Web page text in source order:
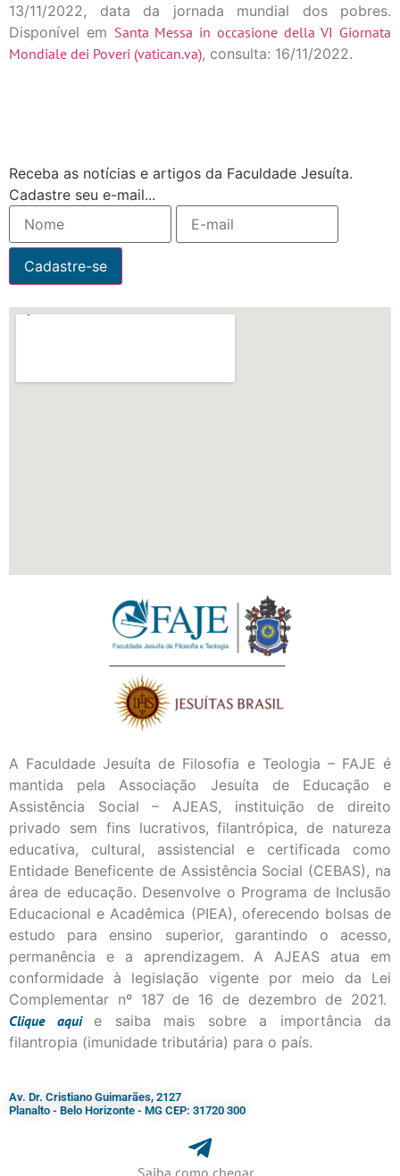
13/11/2022, data da jornada mundial dos pobres.
Disponível em Santa Messa in occasione della VI Giornata
Mondiale dei Poveri (vatican.va), consulta: 16/11/2022.
Receba as notícias e artigos da Faculdade Jesuíta.
Cadastre seu e-mail...
A Faculdade Jesuíta de Filosofia e Teologia – FAJE é
mantida pela Associação Jesuíta de Educação e
Assistência Social – AJEAS, instituição de direito
privado sem fins lucrativos, filantrópica, de natureza
educativa, cultural, assistencial e certificada como
Entidade Beneficente de Assistência Social (CEBAS), na
área de educação. Desenvolve o Programa de Inclusão
Educacional e Acadêmica (PIEA), oferecendo bolsas de
estudo para ensino superior, garantindo o acesso,
permanência e a aprendizagem. A AJEAS atua em
conformidade à legislação vigente por meio da Lei
Complementar nº 187 de 16 de dezembro de 2021.
Cliqueaqui
e saiba mais sobre a importância da
filantropia (imunidade tributária) para o país.
Av. Dr. Cristiano Guimarães, 2127
Planalto - Belo Horizonte - MG CEP: 31720 300